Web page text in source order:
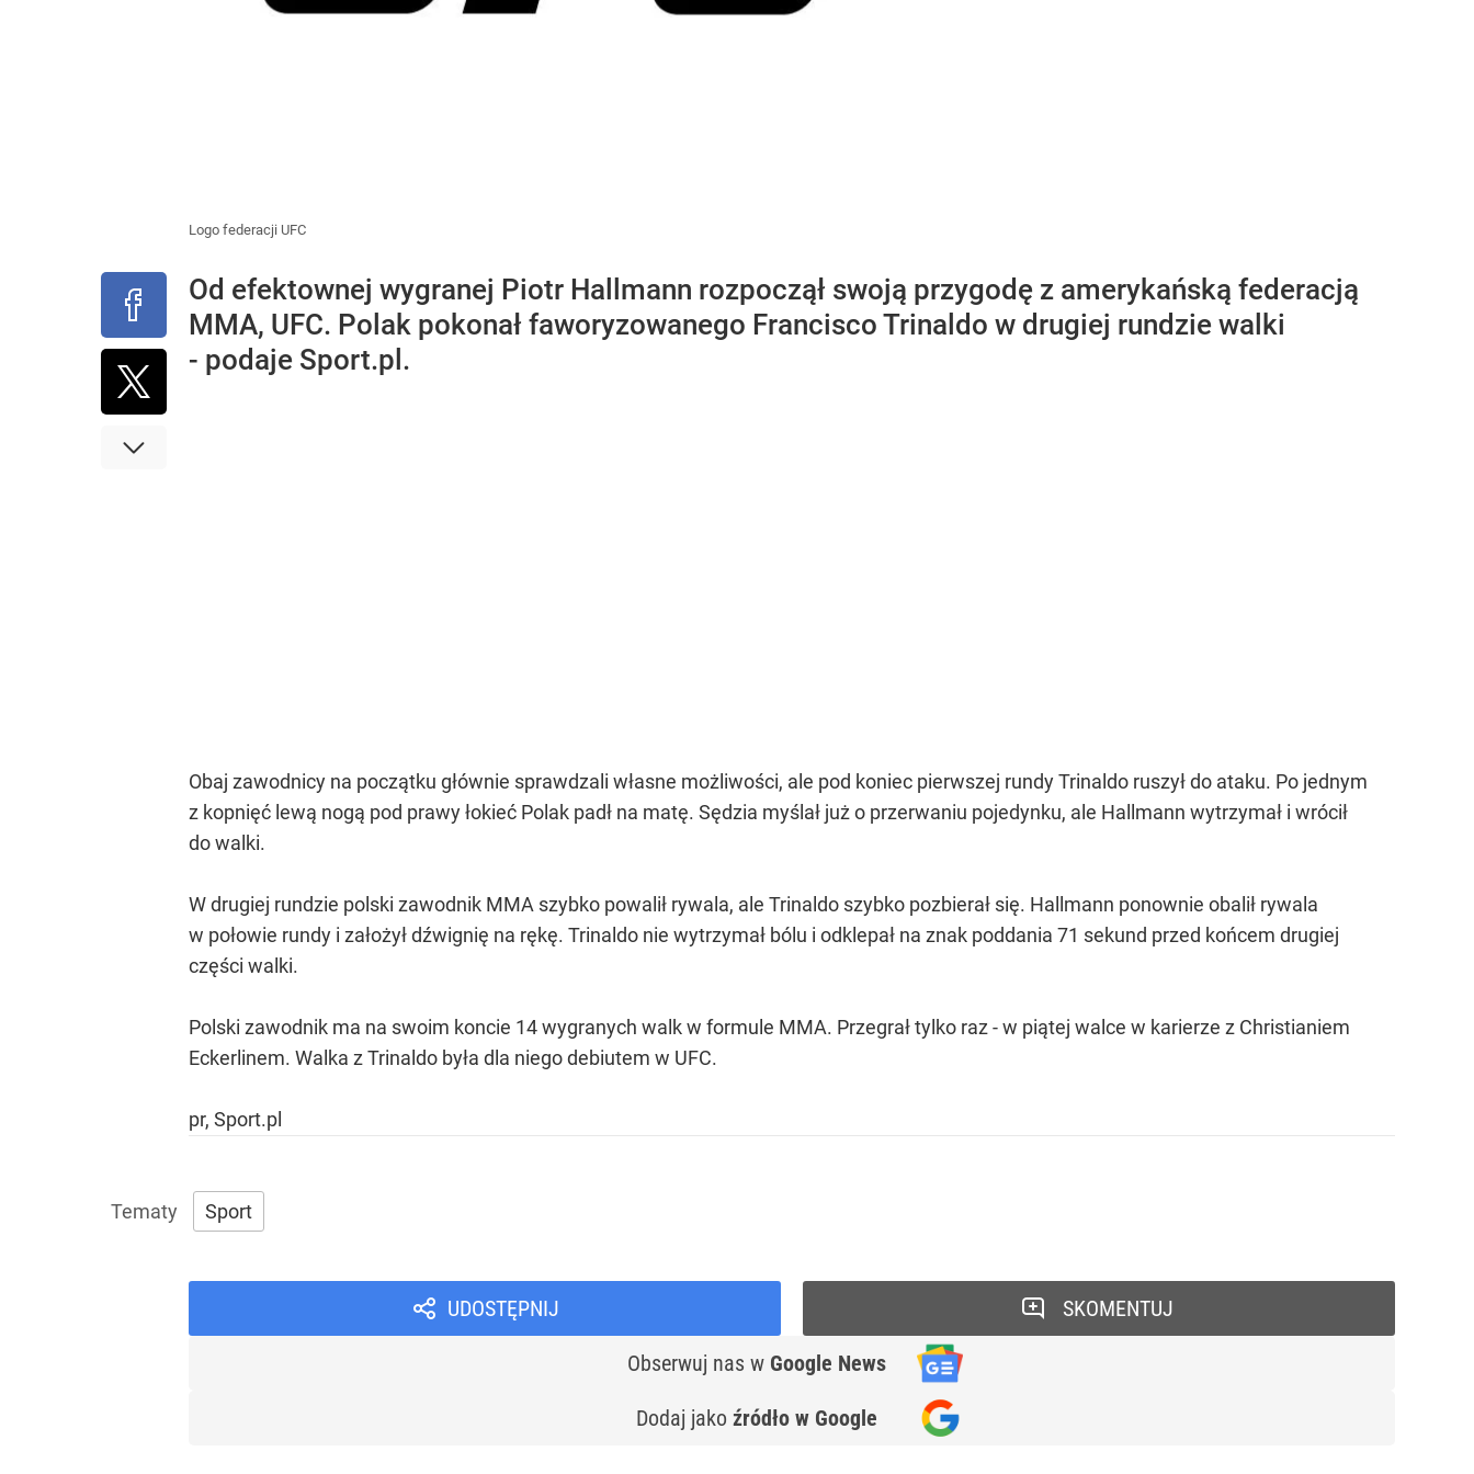
Logo federacji UFC
Od efektownej wygranej Piotr Hallmann rozpoczął swoją przygodę z amerykańską federacją
MMA, UFC. Polak pokonał faworyzowanego Francisco Trinaldo w drugiej rundzie walki
- podaje Sport.pl.
Obaj zawodnicy na początku głównie sprawdzali własne możliwości, ale pod koniec pierwszej rundy Trinaldo ruszył do ataku. Po jednym
z kopnięć lewą nogą pod prawy łokieć Polak padł na matę. Sędzia myślał już o przerwaniu pojedynku, ale Hallmann wytrzymał i wrócił
do walki.
W drugiej rundzie polski zawodnik MMA szybko powalił rywala, ale Trinaldo szybko pozbierał się. Hallmann ponownie obalił rywala
w połowie rundy i założył dźwignię na rękę. Trinaldo nie wytrzymał bólu i odklepał na znak poddania 71 sekund przed końcem drugiej
części walki.
Polski zawodnik ma na swoim koncie 14 wygranych walk w formule MMA. Przegrał tylko raz - w piątej walce w karierze z Christianiem
Eckerlinem. Walka z Trinaldo była dla niego debiutem w UFC.
pr, Sport.pl
Sport
UDOSTĘPNIJ
Obserwuj nas w Google News
Dodaj jako źródło w Google
SKOMENTUJ